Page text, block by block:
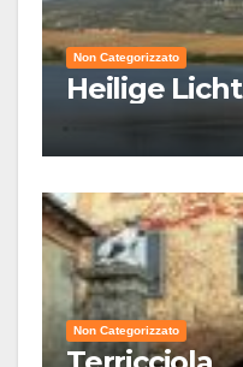
Non Categorizzato
Heilige Licht
Non Categorizzato